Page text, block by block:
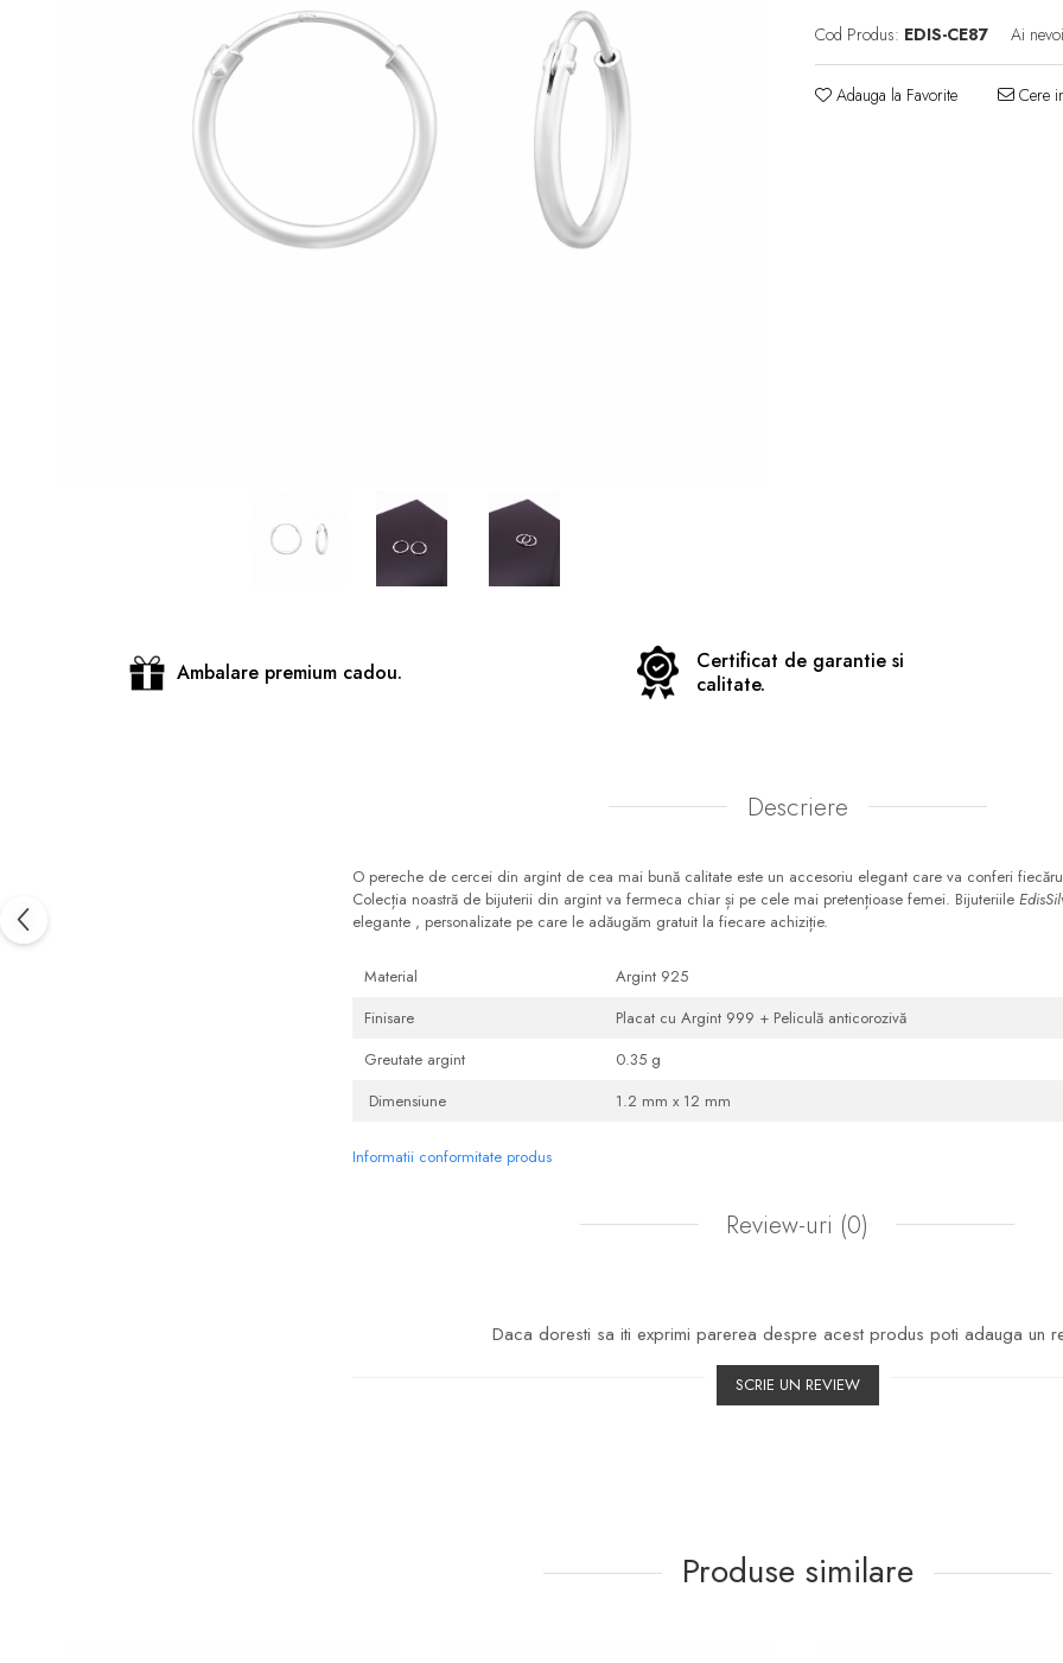
Cod Produs: EDIS-CE87 Ai
Adauga la Favorite Cere
Ambalare premium cadou.
Certificat de garantie si
calitate.
Descriere
O pereche de cercei din argint de cea mai bună calitate este un accesoriu elegant care va conferi
Colecția noastră de bijuterii din argint va fermeca chiar și pe cele mai pretențioase femei. Bijuteriile
elegante , personalizate pe care le adăugăm gratuit la fiecare achiziție.
Material
Argint 925
Finisare
Placat cu Argint 999 + Peliculă anticorozivă
Greutate argint
0.35 g
Dimensiune
1.2 mm x 12 mm
Informatii conformitate produs
Review-uri (0)
Daca doresti sa iti exprimi parerea despre acest produs poti adauga un
SCRIE UN REVIEW
Produse similare